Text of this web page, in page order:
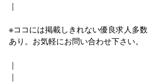
｜
※ココには掲載しきれない優良求人多数
あり。お気軽にお問い合わせ下さい。
｜
｜